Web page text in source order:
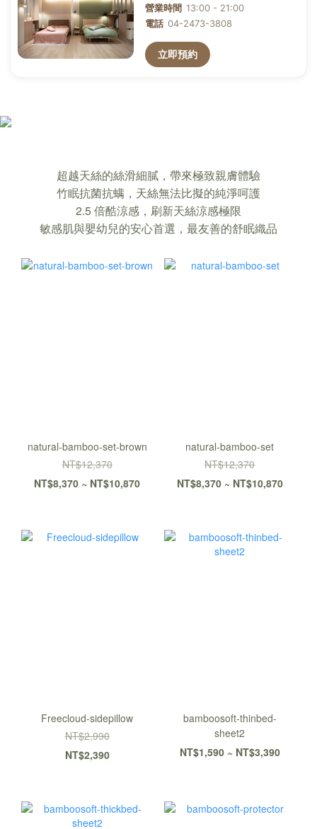
飾」｜超越天絲的舒適
超越天絲的絲滑細膩，帶來極致親膚體驗
竹眠抗菌抗螨，天絲無法比擬的純淨呵護
2.5 倍酷涼感，刷新天絲涼感極限
敏感肌與嬰幼兒的安心首選，最友善的舒眠織品
natural-bamboo-set-brown
NT$12,370
NT$8,370 ~ NT$10,870
natural-bamboo-set
NT$12,370
NT$8,370 ~ NT$10,870
Freecloud-sidepillow
NT$2,990
NT$2,390
bamboosoft-thinbed-
sheet2
NT$1,590 ~ NT$3,390